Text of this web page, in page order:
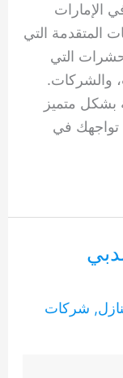
الإمارات
المتقدمة التي
التي
والشركات.
متميز
تواجهك في
, شركات